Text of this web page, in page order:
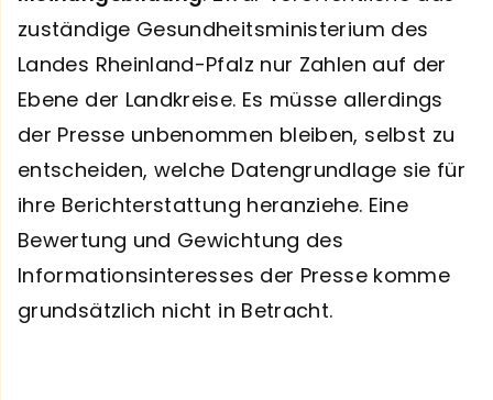
zuständige Gesundheitsministerium des
Landes Rheinland-Pfalz nur Zahlen auf der
Ebene der Landkreise. Es müsse allerdings
der Presse unbenommen bleiben, selbst zu
entscheiden, welche Datengrundlage sie für
ihre Berichterstattung heranziehe. Eine
Bewertung und Gewichtung des
Informationsinteresses der Presse komme
grundsätzlich nicht in Betracht.